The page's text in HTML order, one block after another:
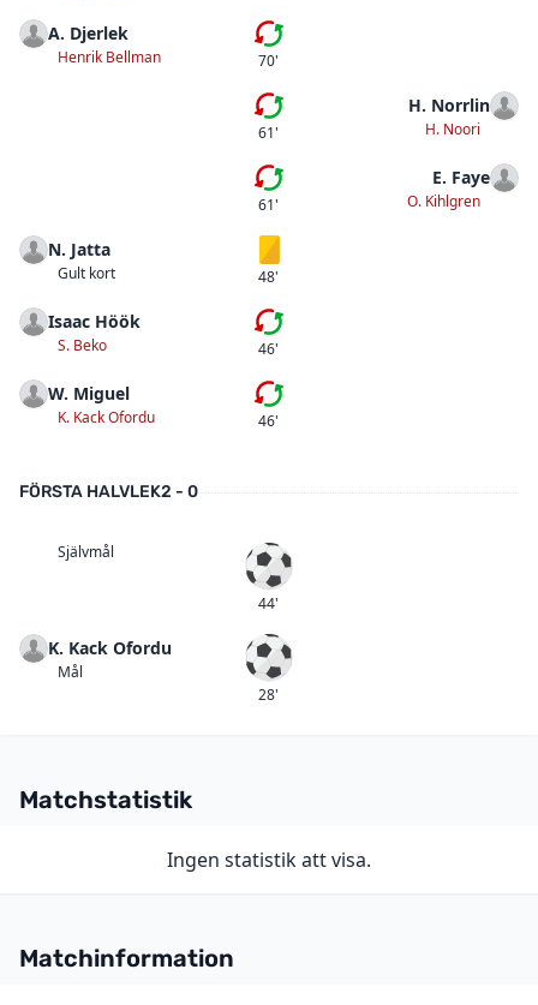
A. Djerlek
Henrik Bellman
Tredje bytet
70'
Andra bytet
61'
H. Norrlin
H. Noori
Första bytet
61'
E. Faye
O. Kihlgren
N. Jatta
Gult kort
Gult kort
48'
Isaac Höök
S. Beko
Andra bytet
46'
W. Miguel
K. Kack Ofordu
Första bytet
46'
FÖRSTA HALVLEK2 - 0
Självmål
Självmål
44'
K. Kack Ofordu
Mål Mål
28'
Matchstatistik
Ingen statistik att visa.
Matchinformation